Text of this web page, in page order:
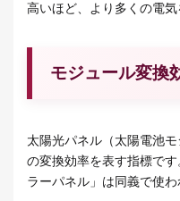
高いほど、より多くの電気
モジュール変換
太陽光パネル（太陽電池
の変換効率を表す指標で
ラーパネル」は同義で使わ